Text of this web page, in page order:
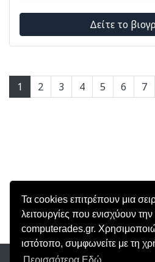
Τα cookies επιτρέπουν μια
λειτουργίες που ενισχύουν
computerades.gr.
ιστότοπο, συμφωνείτε με τη
Δείτε το
1 2 3 4 5 6 7